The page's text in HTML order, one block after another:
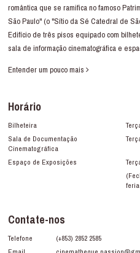
romântica que se ramifica no famoso
São Paulo" (o "Sítio da Sé Catedral de
Edifício de três pisos equipado com
sala de informação cinematográfica e
Entender um pouco mais
Horário
Bilheteira
Sala de Documentação
Cinematográfica
Espaço de Exposições
Contate-nos
Telefone
(+853) 2852 2585